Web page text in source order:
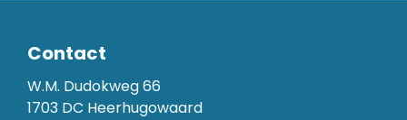
Contact
W.M. Dudokweg 66
1703 DC Heerhugowaard